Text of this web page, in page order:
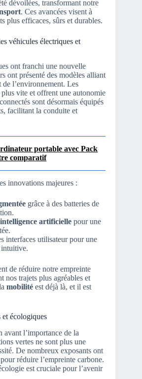
dévoilées, transformant notre
. Ces avancées visent à
plus efficaces, sûrs et durables.
véhicules électriques et
ont franchi une nouvelle
ont présenté des modèles alliant
de l’environnement. Les
plus vite et offrent une autonomie
sont désormais équipés
facilitant la conduite et
portable avec Pack
comparatif
innovations majeures :
grâce à des batteries de
intelligence artificielle pour une
interfaces utilisateur pour une
intuitive.
de réduire notre empreinte
nos trajets plus agréables et
mobilité est déjà là, et il est
et écologiques
avant l’importance de la
vertes ne sont plus une
De nombreux exposants ont
réduire l’empreinte carbone.
est cruciale pour l’avenir